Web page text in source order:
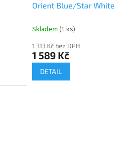
Orient Blue/Star White
Skladem (1 ks)
1 313 Kč bez DPH
1 589 Kč
DETAIL